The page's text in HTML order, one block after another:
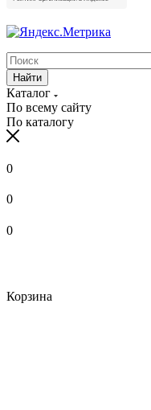
Найти
Каталог
По всему сайту
По каталогу
0
0
0
Корзина